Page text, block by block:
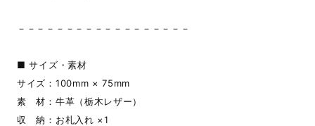
－－－－－－－－－－－－－－－－－－
■ サイズ・素材
サイズ：100mm × 75mm
素 材：牛革（栃木レザー）
収 納：お札入れ ×1